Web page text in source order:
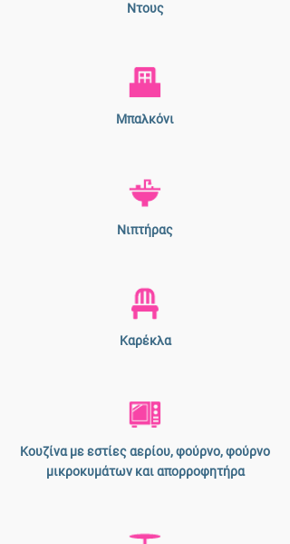
Ντους
Μπαλκόνι
Νιπτήρας
Καρέκλα
Κουζίνα με εστίες αερίου, φούρνο, φούρνο
μικροκυμάτων και απορροφητήρα